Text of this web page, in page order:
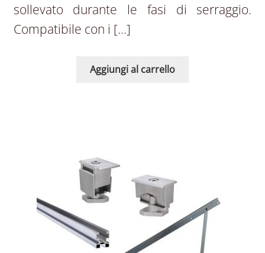
sollevato durante le fasi di serraggio.
Compatibile con i […]
Aggiungi al carrello